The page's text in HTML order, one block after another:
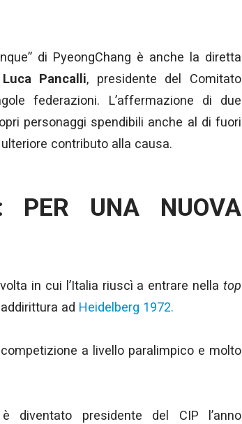
di PyeongChang è anche la diretta
Luca Pancalli, presidente del Comitato
federazioni. L’affermazione di due
personaggi spendibili anche al di fuori
contributo alla causa.
PER UNA NUOVA
volta in cui l’Italia riuscì a entrare nellatop
ad Heidelberg 1972.
competizione a livello paralimpico e molto
diventato presidente del CIP l’anno